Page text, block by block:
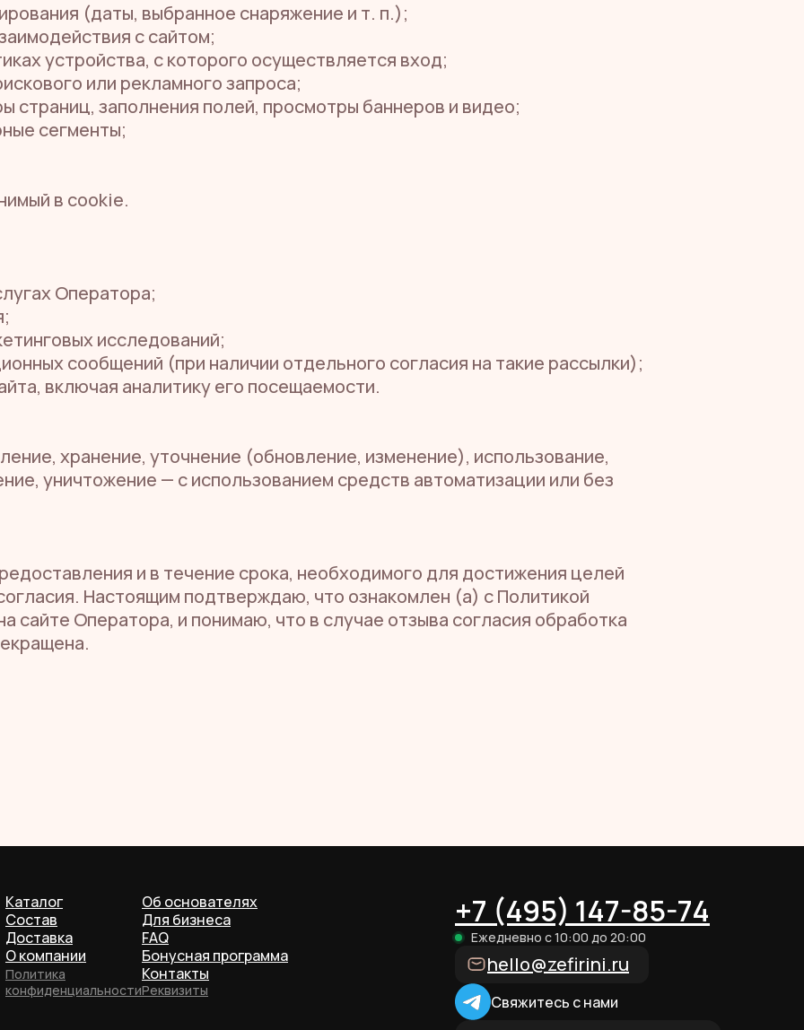
(даты, выбранное снаряжение и т. п.);
с сайтом;
устройства, с которого осуществляется вход;
или рекламного запроса;
страниц, заполнения полей, просмотры баннеров и видео;
сегменты;
в cookie.
Оператора;
исследований;
сообщений (при наличии отдельного согласия на такие рассылки);
включая аналитику его посещаемости.
хранение, уточнение (обновление, изменение), использование,
уничтожение — с использованием средств автоматизации или без
и в течение срока, необходимого для достижения целей
Настоящим подтверждаю, что ознакомлен (а) с Политикой
сайте Оператора, и понимаю, что в случае отзыва согласия обработка
Каталог
Состав
Доставка
О компании
Политика
конфиденциальности
Об основателях
Для бизнеса
FAQ
Бонусная программа
Контакты
Реквизиты
+7 (495) 147-85-74
Ежедневно с 10:00 до 20:00
hello@zefirini.ru
Свяжитесь с нами